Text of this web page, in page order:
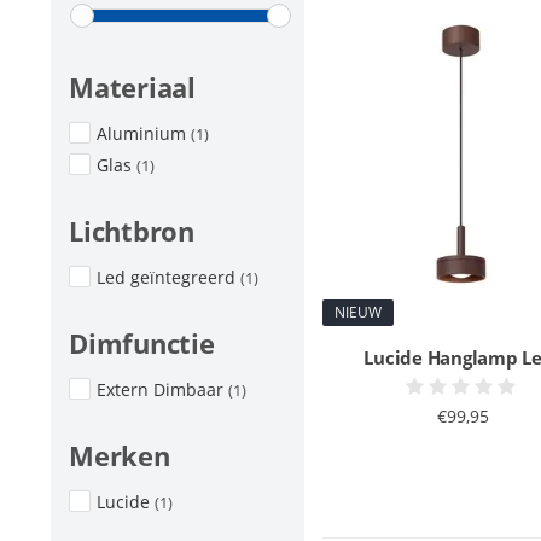
Materiaal
Aluminium (1)
Glas (1)
Lichtbron
Led geïntegreerd (1)
Dimfunctie
Extern Dimbaar (1)
Merken
Lucide (1)
NIEUW
Lucide Hanglamp
€99,95